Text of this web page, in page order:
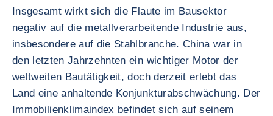
Insgesamt wirkt sich die Flaute im Bausektor
negativ auf die metallverarbeitende Industrie aus,
insbesondere auf die Stahlbranche. China war in
den letzten Jahrzehnten ein wichtiger Motor der
weltweiten Bautätigkeit, doch derzeit erlebt das
Land eine anhaltende Konjunkturabschwächung. Der
Immobilienklimaindex befindet sich auf seinem